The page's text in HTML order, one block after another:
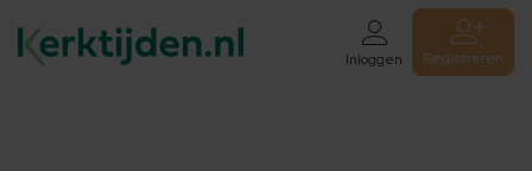
Inloggen Registreren